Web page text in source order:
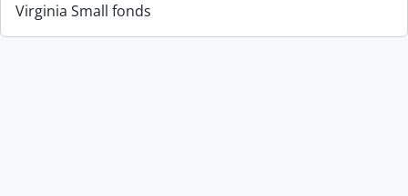
Virginia Small fonds